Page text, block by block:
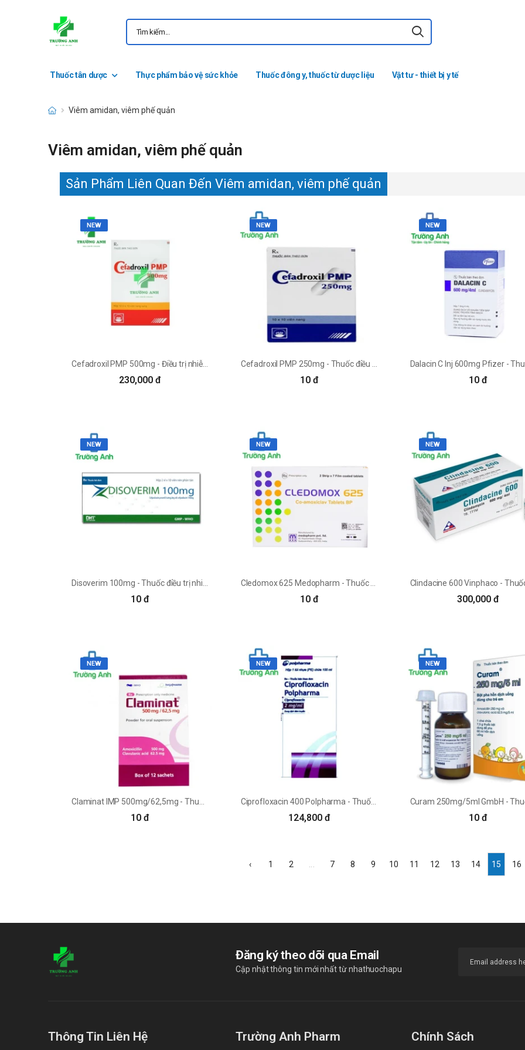
Thuốc tân dược Thực phẩm bảo vệ sức khỏe Thuốc đông y, thuốc từ dược liệu Vật tư - thiết bị y tế
Viêm amidan, viêm phế quản
Viêm amidan, viêm phế quản
Sản Phẩm Liên Quan Đến Viêm amidan, viêm phế quản
NEW
Cefadroxil PMP 500mg - Điều trị nhiễm khuẩn nhẹ và trung bình
230,000 đ
NEW
10 đ
NEW
10 đ
NEW
10 đ
NEW
10 đ
NEW
300,000 đ
NEW
Claminat IMP 500mg/62,5mg - Thuốc điều trị nhiễm khuẩn
10 đ
NEW
Ciprofloxacin 400 Polpharma - Thuốc điều trị viêm phổi, viêm phế quản
124,800 đ
NEW
10 đ
‹ 1 2 ... 7 8 9 10 11 12 13 14 15 16
Đăng ký theo dõi qua Email
Cập nhật thông tin mới nhất từ nhathuochapu
Thông Tin Liên Hệ Trường Anh Pharm Chính Sách